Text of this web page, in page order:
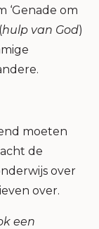
‘Genade om
hulp van God)
moeten
de
over
over.
een